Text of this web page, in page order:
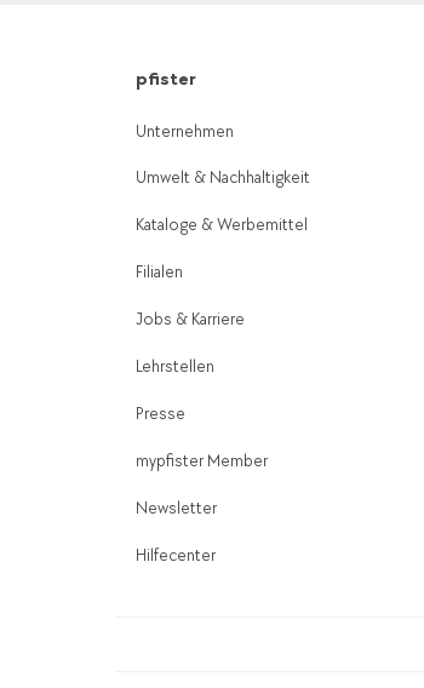
pfister
Unternehmen
Umwelt & Nachhaltigkeit
Kataloge & Werbemittel
Filialen
Jobs & Karriere
Lehrstellen
Presse
mypfister Member
Newsletter
Hilfecenter